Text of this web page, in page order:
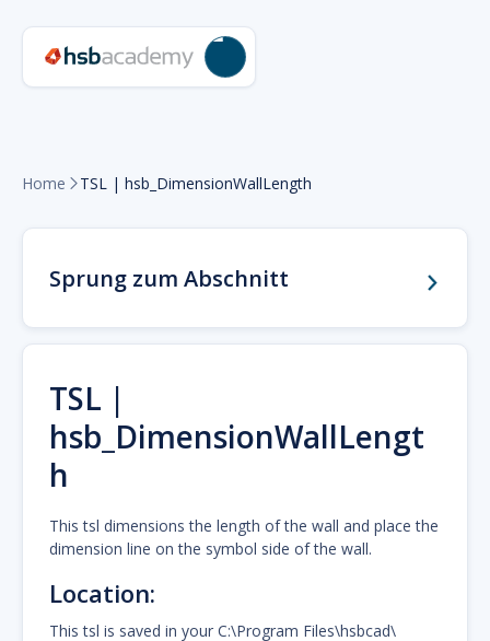
Home  TSL | hsb_DimensionWallLength
Sprung zum Abschnitt
TSL |
hsb_DimensionWallLengt
h
This tsl dimensions the length of the wall and place the
dimension line on the symbol side of the wall.
Location:
This tsl is saved in your C:\Program Files\hsbcad\